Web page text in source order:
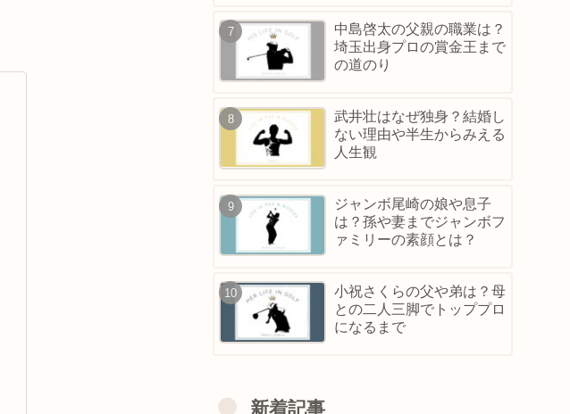
中島啓太の父親の職業は？
埼玉出身プロの賞金王まで
の道のり
武井壮はなぜ独身？結婚し
ない理由や半生からみえる
人生観
ジャンボ尾崎の娘や息子
は？孫や妻までジャンボフ
ァミリーの素顔とは？
小祝さくらの父や弟は？母
との二人三脚でトッププロ
になるまで
新着記事